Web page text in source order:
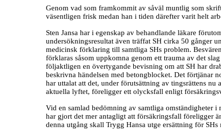
Genom vad som framkommit av såväl muntlig som
väsentligen frisk medan han i tiden därefter varit helt
Sten Jansa har i egenskap av behandlande läkare
undersökningsresultat även träffat SH cirka 50 gånger
medicinsk förklaring till samtliga SHs problem.
förklaras såsom uppkomna genom ett trauma av det
följaktligen en övertygande bevisning om att SH har
beskrivna händelsen med betongblocket. Det förtjänar
har uttalat att det, under förutsättning av tingsrättens
aktuella lyftet, föreligger ett olycksfall enligt
Vid en samlad bedömning av samtliga omständigheter
har gjort det mer antagligt att försäkringsfall föreligger
denna utgång skall Trygg Hansa utge ersättning för